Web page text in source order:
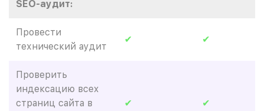
SEO-аудит:
Провести
технический аудит
✔ ✔
Проверить
индексацию всех
страниц сайта в
✔ ✔